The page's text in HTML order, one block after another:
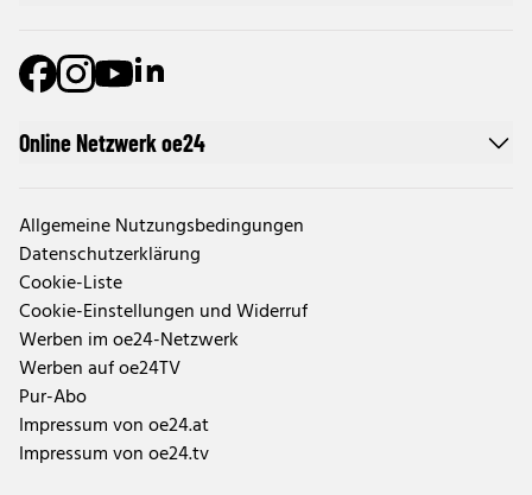
Online Netzwerk oe24
Allgemeine Nutzungsbedingungen
Datenschutzerklärung
Cookie-Liste
Cookie-Einstellungen und Widerruf
Werben im oe24-Netzwerk
Werben auf oe24TV
Pur-Abo
Impressum von oe24.at
Impressum von oe24.tv